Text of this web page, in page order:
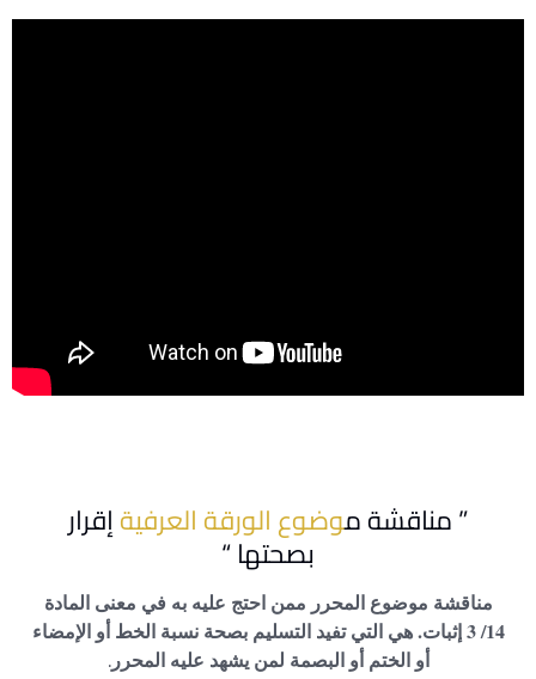
” مناقشة موضوع الورقة العرفيةإقرار
بصحتها “
مناقشة موضوع المحرر ممن احتج عليه به في معنى المادة
14/ 3 إثبات. هي التي تفيد التسليم بصحة نسبة الخط أو الإمضاء
أو الختم أو البصمة لمن يشهد عليه المحرر.